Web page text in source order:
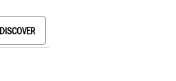
DISCOVER